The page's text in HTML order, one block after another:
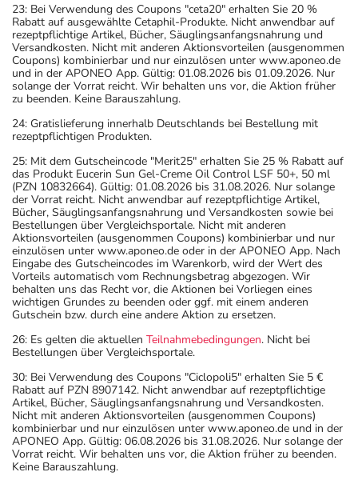
23: Bei Verwendung des Coupons "ceta20" erhalten Sie 20 %
Rabatt auf ausgewählte Cetaphil-Produkte. Nicht anwendbar auf
rezeptpflichtige Artikel, Bücher, Säuglingsanfangsnahrung und
Versandkosten. Nicht mit anderen Aktionsvorteilen (ausgenommen
Coupons) kombinierbar und nur einzulösen unter www.aponeo.de
und in der APONEO App. Gültig: 01.08.2026 bis 01.09.2026. Nur
solange der Vorrat reicht. Wir behalten uns vor, die Aktion früher
zu beenden. Keine Barauszahlung.
24: Gratislieferung innerhalb Deutschlands bei Bestellung mit
rezeptpflichtigen Produkten.
25: Mit dem Gutscheincode "Merit25" erhalten Sie 25 % Rabatt auf
das Produkt Eucerin Sun Gel-Creme Oil Control LSF 50+, 50 ml
(PZN 10832664). Gültig: 01.08.2026 bis 31.08.2026. Nur solange
der Vorrat reicht. Nicht anwendbar auf rezeptpflichtige Artikel,
Bücher, Säuglingsanfangsnahrung und Versandkosten sowie bei
Bestellungen über Vergleichsportale. Nicht mit anderen
Aktionsvorteilen (ausgenommen Coupons) kombinierbar und nur
einzulösen unter www.aponeo.de oder in der APONEO App. Nach
Eingabe des Gutscheincodes im Warenkorb, wird der Wert des
Vorteils automatisch vom Rechnungsbetrag abgezogen. Wir
behalten uns das Recht vor, die Aktionen bei Vorliegen eines
wichtigen Grundes zu beenden oder ggf. mit einem anderen
Gutschein bzw. durch eine andere Aktion zu ersetzen.
26: Es gelten die aktuellen Teilnahmebedingungen. Nicht bei
Bestellungen über Vergleichsportale.
30: Bei Verwendung des Coupons "Ciclopoli5" erhalten Sie 5 €
Rabatt auf PZN 8907142. Nicht anwendbar auf rezeptpflichtige
Artikel, Bücher, Säuglingsanfangsnahrung und Versandkosten.
Nicht mit anderen Aktionsvorteilen (ausgenommen Coupons)
kombinierbar und nur einzulösen unter www.aponeo.de und in der
APONEO App. Gültig: 06.08.2026 bis 31.08.2026. Nur solange der
Vorrat reicht. Wir behalten uns vor, die Aktion früher zu beenden.
Keine Barauszahlung.